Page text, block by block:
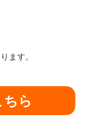
ます。
ちら